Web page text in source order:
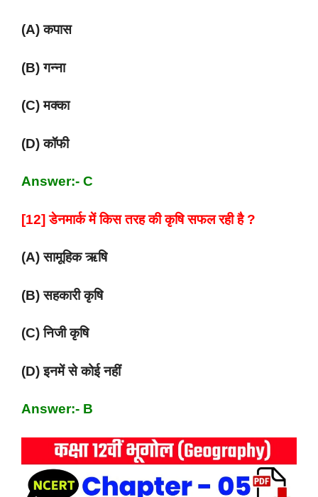
(A) कपास
(B) गन्ना
(C) मक्का
(D) कॉफी
Answer:- C
[12] डेनमार्क में किस तरह की कृषि सफल रही है ?
(A) सामूहिक ऋषि
(B) सहकारी कृषि
(C) निजी कृषि
(D) इनमें से कोई नहीं
Answer:- B